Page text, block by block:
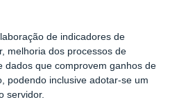
de indicadores de
melhoria dos processos de
dados que comprovem ganhos de
podendo inclusive adotar-se um
servidor.